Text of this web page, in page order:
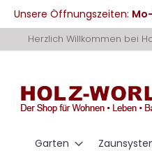
Unsere Öffnungszeiten:
zum
Herzlich Willkommen bei
Garten